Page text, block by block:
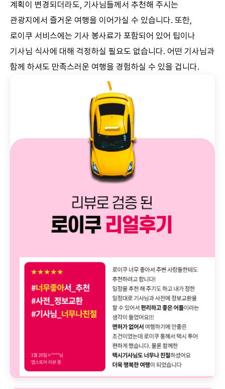
계획이 변경되더라도, 기사님들께서 추천해 주시는
관광지에서 즐거운 여행을 이어가실 수 있습니다. 또한,
로이쿠 서비스에는 기사 봉사료가 포함되어 있어 팁이나
기사님 식사에 대해 걱정하실 필요도 없습니다. 어떤 기사님과
함께 하셔도 만족스러운 여행을 경험하실 수 있을 겁니다.